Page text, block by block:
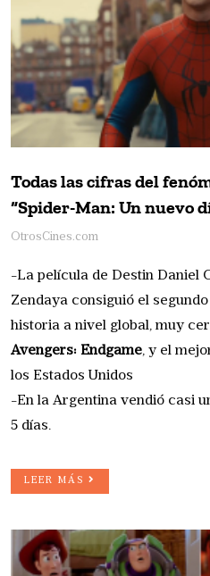
Todas las cifras del
“Spider-Man: Un nuevo
OtrosCines.com
-La película de Destin Daniel
Zendaya consiguió el
historia a nivel global, muy
Avengers: Endgame, y el
los Estados Unidos
-En la Argentina vendió casi
5 días.
LEER MÁS